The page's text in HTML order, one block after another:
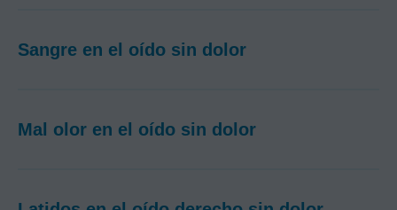
Sangre en el oído sin dolor​
Mal olor en el oído sin dolor​